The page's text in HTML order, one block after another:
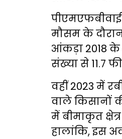
मौसम के
आंकड़ा 2018
संख्या से 11.7
वहीं 2023 में
वाले किसानों
में बीमाकृत
हालांकि, इस